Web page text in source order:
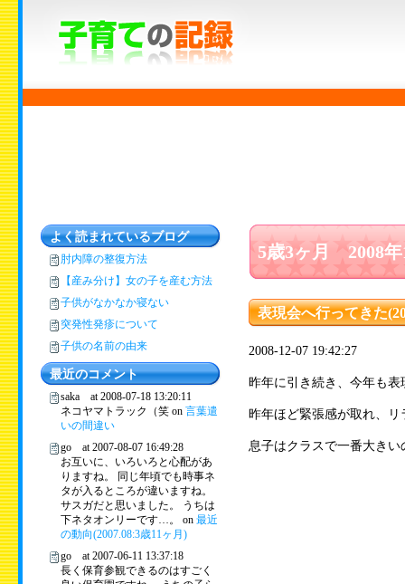
5歳3ヶ月 2008年
表現会へ行ってきた
2008-12-07 19:42:27
昨年に引き続き、今年も
昨年ほど緊張感が取れ、
息子はクラスで一番大き
よく読まれているブログ
肘内障の整復方法
【産み分け】女の子を産む方法
子供がなかなか寝ない
突発性発疹について
子供の名前の由来
最近のコメント
saka at 2008-07-18 13:20:11
ネコヤマトラック（笑 on 言葉遣
いの間違い
go at 2007-08-07 16:49:28
お互いに、いろいろと心配があ
りますね。 同じ年頃でも時事ネ
タが入るところが違いますね。
サスガだと思いました。 うちは
下ネタオンリーです…。 on 最近
の動向(2007.08:3歳11ヶ月)
go at 2007-06-11 13:37:18
長く保育参観できるのはすごく